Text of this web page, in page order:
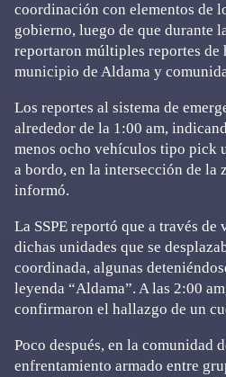
coordinación con elementos de
gobierno, luego de que durante
reportaron múltiples reportes de
municipio de Aldama y
Los reportes al sistema de
alrededor de la 1:00 am,
menos ocho vehículos tipo pick
a bordo, en la intersección de la
informó.
La SSPE reportó que a través
dichas unidades que se
coordinada, algunas
leyenda “Aldama”. A las 2:00
confirmaron el hallazgo de un
Poco después, en la comunidad
enfrentamiento armado entre